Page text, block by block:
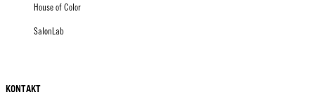
House of Color
SalonLab
KONTAKT